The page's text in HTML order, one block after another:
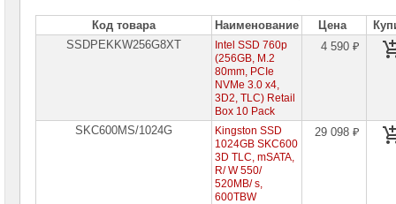
Пассивное
сетевое
оборудование
Код товара Наименование Цена
SSDPEKKW256G8XT
Intel SSD 760p
(256GB, M.2
80mm, PCIe
NVMe 3.0 x4,
3D2, TLC) Retail
Box 10 Pack
4 590 ₽
SKC600MS/1024G
Kingston SSD
1024GB SKC600
3D TLC, mSATA,
R/ W 550/
520MB/ s,
600TBW
29 098 ₽